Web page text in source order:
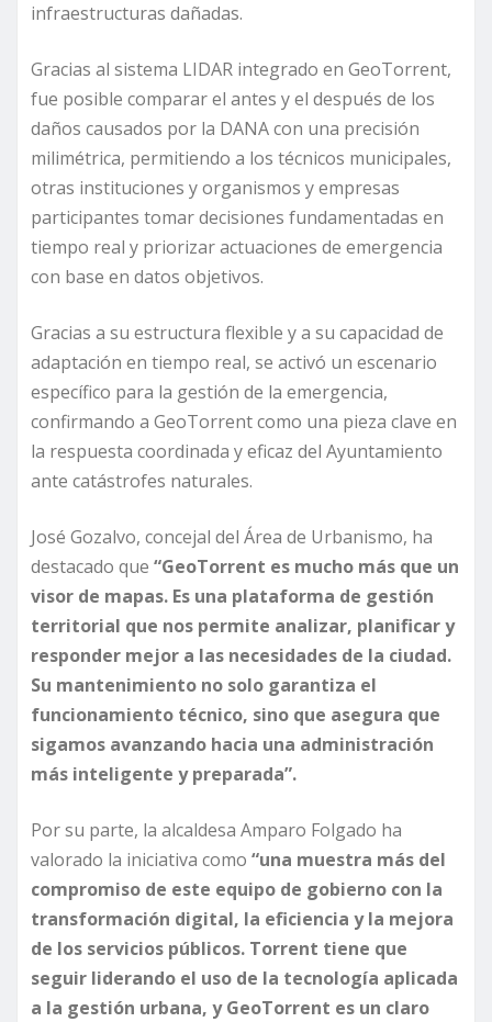
infraestructuras dañadas.
Gracias al sistema LIDAR integrado en GeoTorrent,
fue posible comparar el antes y el después de los
daños causados por la DANA con una precisión
milimétrica, permitiendo a los técnicos municipales,
otras instituciones y organismos y empresas
participantes tomar decisiones fundamentadas en
tiempo real y priorizar actuaciones de emergencia
con base en datos objetivos.
Gracias a su estructura flexible y a su capacidad de
adaptación en tiempo real, se activó un escenario
específico para la gestión de la emergencia,
confirmando a GeoTorrent como una pieza clave en
la respuesta coordinada y eficaz del Ayuntamiento
ante catástrofes naturales.
José Gozalvo, concejal del Área de Urbanismo, ha
destacado que “GeoTorrent es mucho más que un
visor de mapas. Es una plataforma de gestión
territorial que nos permite analizar, planificar y
responder mejor a las necesidades de la ciudad.
Su mantenimiento no solo garantiza el
funcionamiento técnico, sino que asegura que
sigamos avanzando hacia una administración
más inteligente y preparada”.
Por su parte, la alcaldesa Amparo Folgado ha
valorado la iniciativa como “una muestra más del
compromiso de este equipo de gobierno con la
transformación digital, la eficiencia y la mejora
de los servicios públicos. Torrent tiene que
seguir liderando el uso de la tecnología aplicada
a la gestión urbana, y GeoTorrent es un claro